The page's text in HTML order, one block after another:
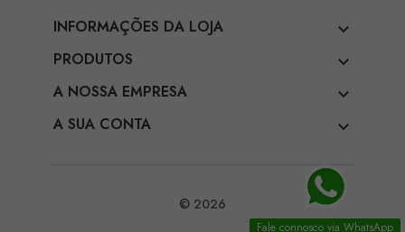
INFORMAÇÕES DA LOJA 
PRODUTOS 
A NOSSA EMPRESA 
A SUA CONTA 
Fale connosco via WhatsApp
© 2026